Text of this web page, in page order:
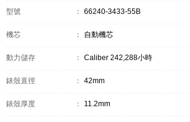
型號 ： 66240-3433-55B
機芯 ： 自動機芯
動力儲存 ： Caliber 242,288小時
錶殼直徑 ： 42mm
錶殼厚度 ： 11.2mm